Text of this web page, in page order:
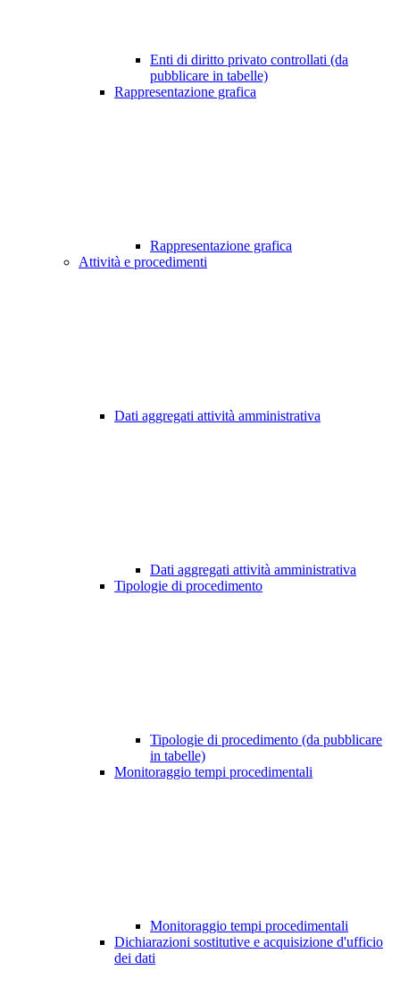
Enti di diritto privato controllati (da
pubblicare in tabelle)
Rappresentazione grafica
Rappresentazione grafica
Attività e procedimenti
Dati aggregati attività amministrativa
Dati aggregati attività amministrativa
Tipologie di procedimento
Tipologie di procedimento (da pubblicare
in tabelle)
Monitoraggio tempi procedimentali
Monitoraggio tempi procedimentali
Dichiarazioni sostitutive e acquisizione d'ufficio
dei dati